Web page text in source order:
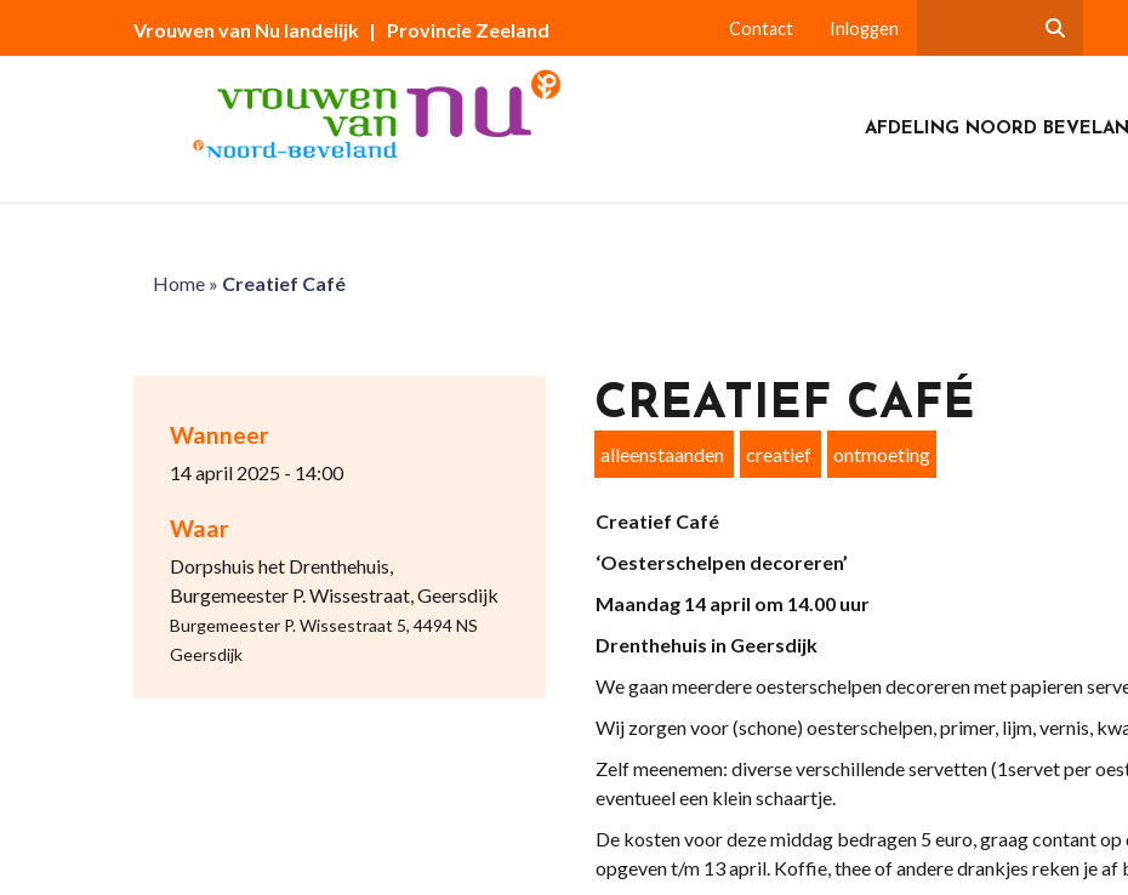
Vrouwen van Nu landelijk | Provincie Zeeland Contact Inloggen
AFDELING NOORD
Home» Creatief Café
Wanneer
14 april 2025 - 14:00
Waar
Dorpshuis het Drenthehuis,
Burgemeester P. Wissestraat, Geersdijk
Burgemeester P. Wissestraat 5, 4494 NS
Geersdijk
CREATIEF CAFÉ
alleenstaanden creatief ontmoeting
Creatief Café
‘Oesterschelpen decoreren’
Maandag 14 april om 14.00 uur
Drenthehuis in Geersdijk
We gaan meerdere oesterschelpen decoreren met papieren
Wij zorgen voor (schone) oesterschelpen, primer, lijm, vernis,
Zelf meenemen: diverse verschillende servetten (1servet per
eventueel een klein schaartje.
De kosten voor deze middag bedragen 5 euro, graag contant
opgeven t/m 13 april. Koffie, thee of andere drankjes reken je af